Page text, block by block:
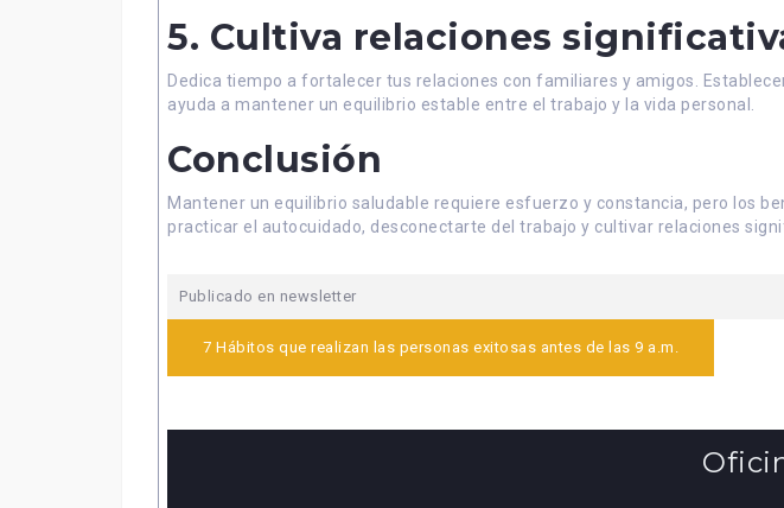
5. Cultiva relaciones
Dedica tiempo a fortalecer tus relaciones con familiares y amigos.
ayuda a mantener un equilibrio estable entre el trabajo y la vida personal.
Conclusión
Mantener un equilibrio saludable requiere esfuerzo y constancia, pero los
practicar el autocuidado, desconectarte del trabajo y cultivar relaciones
Publicado en newsletter
Navegación
de
7 Hábitos que realizan las personas exitosas antes de las 9 a.m.